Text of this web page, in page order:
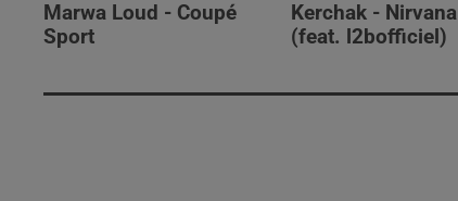
Marwa Loud - Coupé
Sport
Kerchak - Nirvana
(feat. ‪l2bofficiel‬)